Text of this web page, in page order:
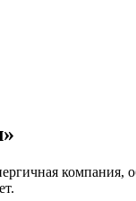
компания,